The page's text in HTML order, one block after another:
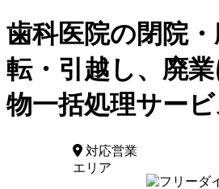
歯科医院の閉院
転・引越し、廃
物一括処理サービ
対応営業
エリア